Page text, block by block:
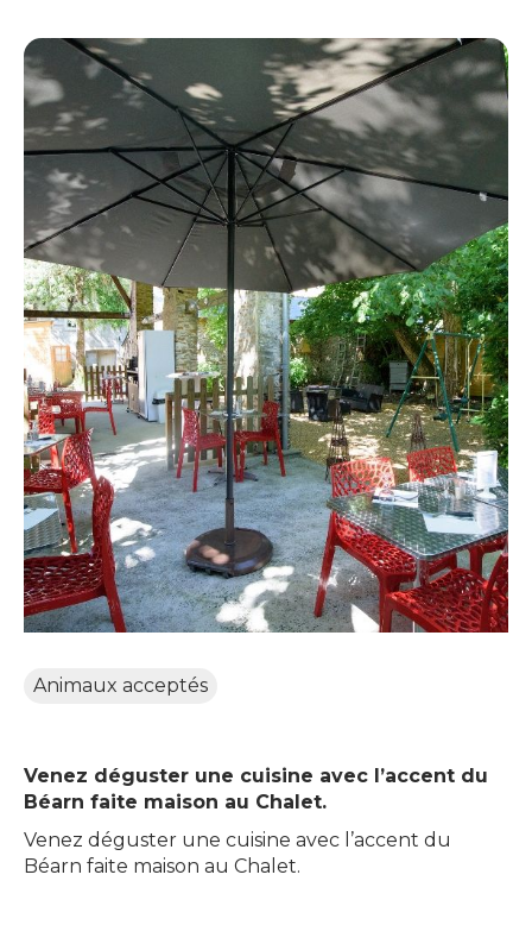
Animaux acceptés
Venez déguster une cuisine avec l’accent du
Béarn faite maison au Chalet.
Venez déguster une cuisine avec l’accent du
Béarn faite maison au Chalet.